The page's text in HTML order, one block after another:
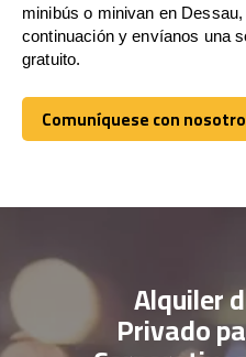
minibús o minivan en
continuación y envíanos una
gratuito.
Comuníquese con
Comuníquese con
Alquiler
Privado